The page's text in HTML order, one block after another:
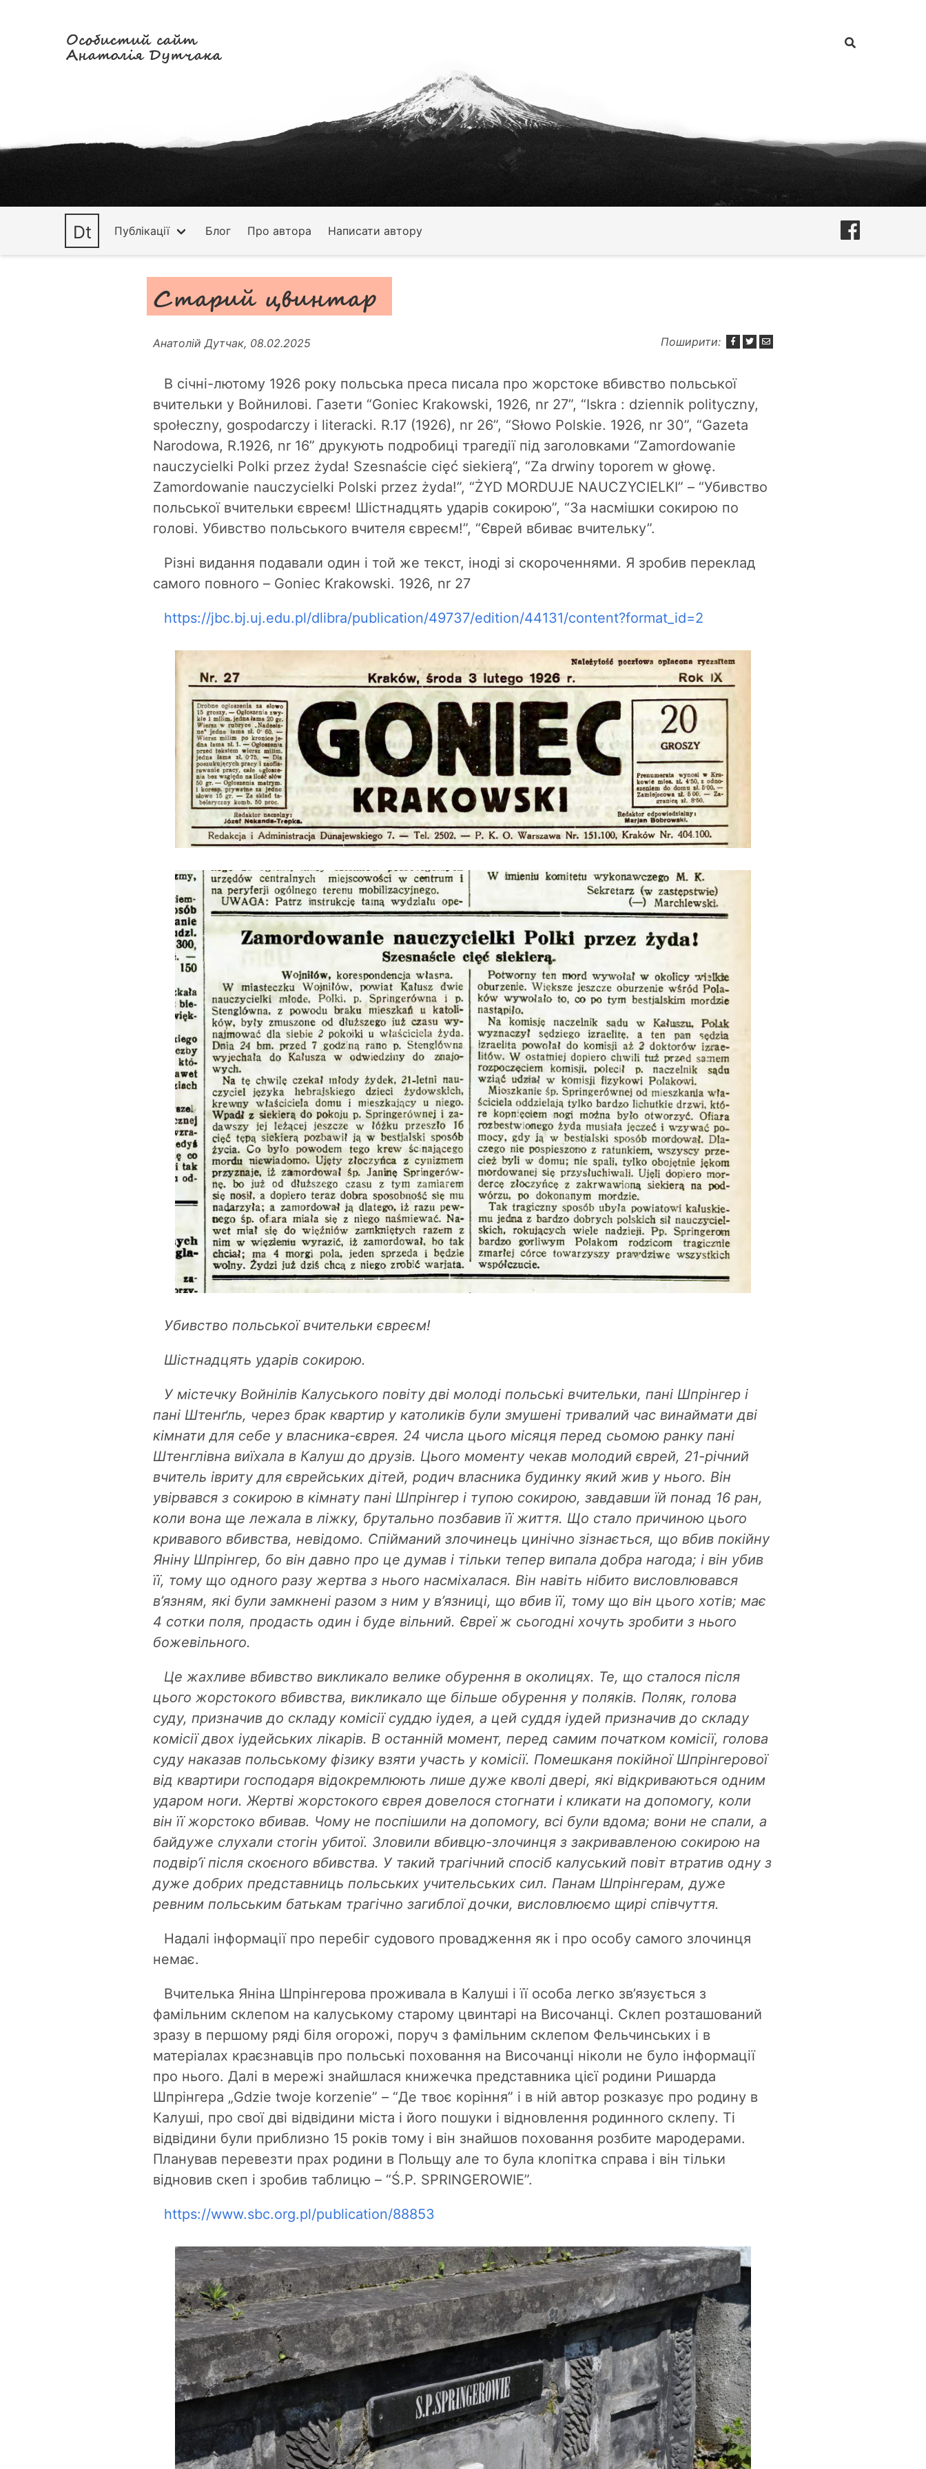
Особистий сайт
Анатолія Дутчака
Dt Публікації Блог Про автора Написати автору
Старий цвинтар
Анатолій Дутчак, 08.02.2025 Поширити:
В січні-лютому 1926 року польська преса писала про жорстоке вбивство польської
вчительки у Войнилові. Газети “Goniec Krakowski, 1926, nr 27”, “Iskra : dziennik polityczny,
społeczny, gospodarczy i literacki. R.17 (1926), nr 26”, “Słowo Polskie. 1926, nr 30”, “Gazeta
Narodowa, R.1926, nr 16” друкують подробиці трагедії під заголовками “Zamordowanie
nauczycielki Polki przez żyda! Szesnaście cięć siekierą”, “Za drwiny toporem w głowę.
Zamordowanie nauczycielki Polski przez żyda!”, “ŻYD MORDUJE NAUCZYCIELKI” – “Убивство
польської вчительки євреєм! Шістнадцять ударів сокирою”, “За насмішки сокирою по
голові. Убивство польського вчителя євреєм!”, “Єврей вбиває вчительку”.
Різні видання подавали один і той же текст, іноді зі скороченнями. Я зробив переклад
самого повного – Goniec Krakowski. 1926, nr 27
https://jbc.bj.uj.edu.pl/dlibra/publication/49737/edition/44131/content?format_id=2
Убивство польської вчительки євреєм!
Шістнадцять ударів сокирою.
У містечку Войнілів Калуського повіту дві молоді польські вчительки, пані Шпрінгер і
пані Штенґль, через брак квартир у католиків були змушені тривалий час винаймати дві
кімнати для себе у власника-єврея. 24 числа цього місяця перед сьомою ранку пані
Штенглівна виїхала в Калуш до друзів. Цього моменту чекав молодий єврей, 21-річний
вчитель івриту для єврейських дітей, родич власника будинку який жив у нього. Він
увірвався з сокирою в кімнату пані Шпрінгер і тупою сокирою, завдавши їй понад 16 ран,
коли вона ще лежала в ліжку, брутально позбавив її життя. Що стало причиною цього
кривавого вбивства, невідомо. Спійманий злочинець цинічно зізнається, що вбив покійну
Яніну Шпрінгер, бо він давно про це думав і тільки тепер випала добра нагода; і він убив
її, тому що одного разу жертва з нього насміхалася. Він навіть нібито висловлювався
в’язням, які були замкнені разом з ним у в’язниці, що вбив її, тому що він цього хотів; має
4 сотки поля, продасть один і буде вільний. Євреї ж сьогодні хочуть зробити з нього
божевільного.
Це жахливе вбивство викликало велике обурення в околицях. Те, що сталося після
цього жорстокого вбивства, викликало ще більше обурення у поляків. Поляк, голова
суду, призначив до складу комісії суддю іудея, а цей суддя іудей призначив до складу
комісії двох іудейських лікарів. В останній момент, перед самим початком комісії, голова
суду наказав польському фізику взяти участь у комісії. Помешканя покійної Шпрінгерової
від квартири господаря відокремлюють лише дуже кволі двері, які відкриваються одним
ударом ноги. Жертві жорстокого єврея довелося стогнати і кликати на допомогу, коли
він її жорстоко вбивав. Чому не поспішили на допомогу, всі були вдома; вони не спали, а
байдуже слухали стогін убитої. Зловили вбивцю-злочинця з закривавленою сокирою на
подвір’ї після скоєного вбивства. У такий трагічний спосіб калуський повіт втратив одну з
дуже добрих представниць польських учительських сил. Панам Шпрінгерам, дуже
ревним польським батькам трагічно загиблої дочки, висловлюємо щирі співчуття.
Надалі інформації про перебіг судового провадження як і про особу самого злочинця
немає.
Вчителька Яніна Шпрінгерова проживала в Калуші і її особа легко зв’язується з
фамільним склепом на калуському старому цвинтарі на Височанці. Склеп розташований
зразу в першому ряді біля огорожі, поруч з фамільним склепом Фельчинських і в
матеріалах краєзнавців про польські поховання на Височанці ніколи не було інформації
про нього. Далі в мережі знайшлася книжечка представника цієї родини Ришарда
Шпрінгера „Gdzie twoje korzenie” – “Де твоє коріння” і в ній автор розказує про родину в
Калуші, про свої дві відвідини міста і його пошуки і відновлення родинного склепу. Ті
відвідини були приблизно 15 років тому і він знайшов поховання розбите мародерами.
Планував перевезти прах родини в Польщу але то була клопітка справа і він тільки
відновив скеп і зробив таблицю – “Ś.P. SPRINGEROWIE”.
https://www.sbc.org.pl/publication/88853